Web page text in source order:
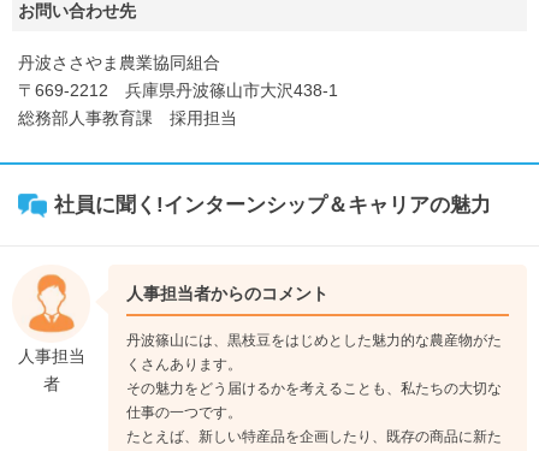
お問い合わせ先
丹波ささやま農業協同組合
〒669-2212 兵庫県丹波篠山市大沢438-1
総務部人事教育課 採用担当
社員に聞く!インターンシップ＆キャリアの魅力
人事担当
者
人事担当者からのコメント
丹波篠山には、黒枝豆をはじめとした魅力的な農産物がた
くさんあります。
その魅力をどう届けるかを考えることも、私たちの大切な
仕事の一つです。
たとえば、新しい特産品を企画したり、既存の商品に新た